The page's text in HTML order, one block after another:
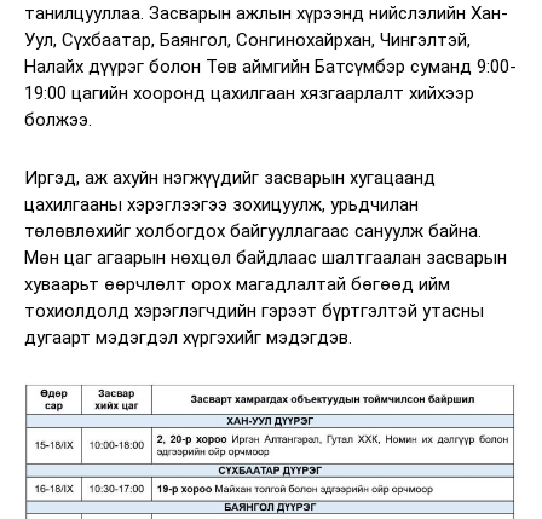
танилцууллаа. Засварын ажлын хүрээнд нийслэлийн Хан-
Уул, Сүхбаатар, Баянгол, Сонгинохайрхан, Чингэлтэй,
Налайх дүүрэг болон Төв аймгийн Батсүмбэр суманд 9:00-
19:00 цагийн хооронд цахилгаан хязгаарлалт хийхээр
болжээ.
Иргэд, аж ахуйн нэгжүүдийг засварын хугацаанд
цахилгааны хэрэглээгээ зохицуулж, урьдчилан
төлөвлөхийг холбогдох байгууллагаас сануулж байна.
Мөн цаг агаарын нөхцөл байдлаас шалтгаалан засварын
хуваарьт өөрчлөлт орох магадлалтай бөгөөд ийм
тохиолдолд хэрэглэгчдийн гэрээт бүртгэлтэй утасны
дугаарт мэдэгдэл хүргэхийг мэдэгдэв.